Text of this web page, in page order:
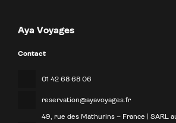
Aya Voyages
Contact
01 42 68 68 06
reservation@ayavoyages.fr
49, rue des Mathurins – France | SARL